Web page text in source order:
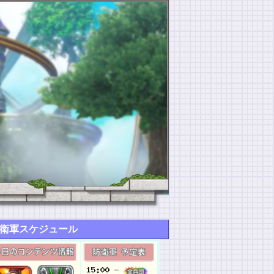
軍スケジュール